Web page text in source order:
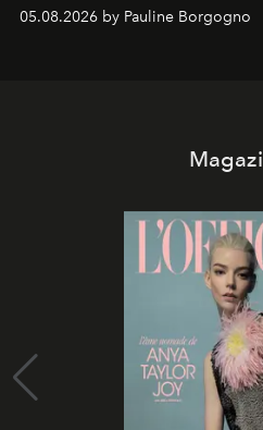
05.08.2026 by Pauline Borgogno